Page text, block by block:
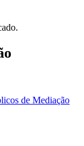
de Mediação